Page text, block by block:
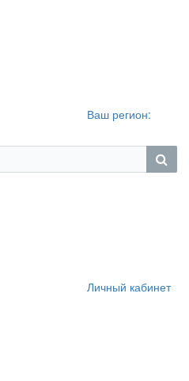
Ваш регион:
Личный кабинет